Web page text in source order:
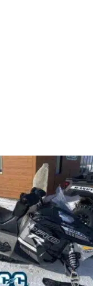
Le
:
499.00 $.
prix
actuel
est :
3 499.00 $.